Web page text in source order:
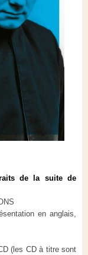
de la suite de
en anglais,
(les CD à titre sont